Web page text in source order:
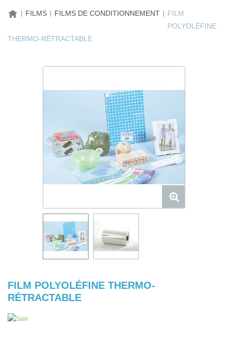
HOME
FILMS FILMS DE CONDITIONNEMENT
FILM
POLYOLÉFINE
THERMO-RÉTRACTABLE
FILM POLYOLÉFINE THERMO-
RÉTRACTABLE